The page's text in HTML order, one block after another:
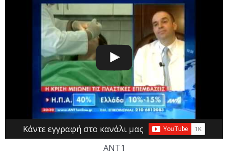
Κάντε εγγραφή στο κανάλι μας
ANT1